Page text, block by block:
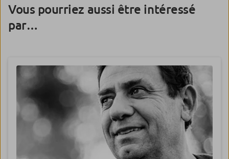
Vous pourriez aussi être intéressé
par…